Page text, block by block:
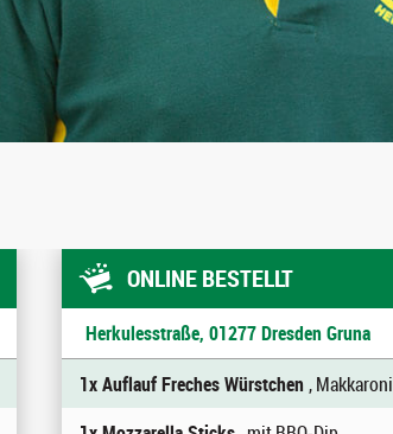
ONLINE BESTELLT
Herkulesstraße, 01277 Dresden Gruna
1x Auflauf Freches Würstchen, Makkaroni